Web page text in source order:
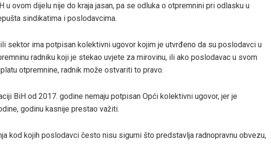
u ovom dijelu nije do kraja jasan, pa se odluka o otpremnini pri odlasku u
sindikatima i poslodavcima.
sektor ima potpisan kolektivni ugovor kojim je utvrđeno da su poslodavci u
radniku koji je stekao uvjete za mirovinu, ili ako poslodavac u svom
otpremnine, radnik može ostvariti to pravo.
BiH od 2017. godine nemaju potpisan Opći kolektivni ugovor, jer je
godinu kasnije prestao važiti.
kod kojih poslodavci često nisu sigurni što predstavlja radnopravnu obvezu,